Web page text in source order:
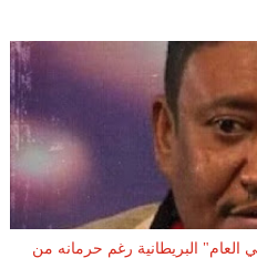
البريطانية رغم حرمانه من